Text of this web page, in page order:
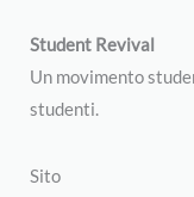
Student Revival
Un movimento
studenti.
Sito